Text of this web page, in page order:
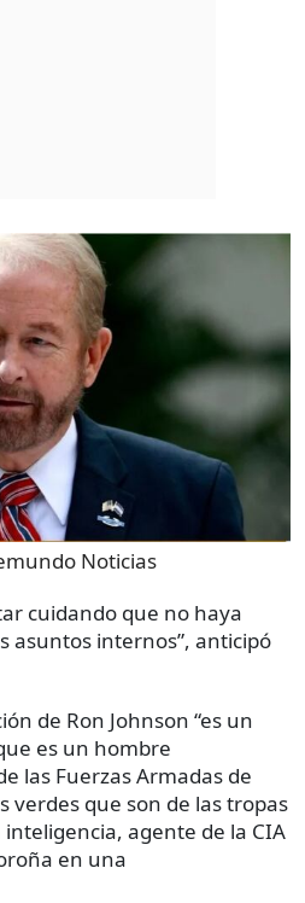
Noticias
cuidando que no haya
asuntos internos”, anticipó
de Ron Johnson “es un
es un hombre
las Fuerzas Armadas de
verdes que son de las tropas
agente de la CIA
en una